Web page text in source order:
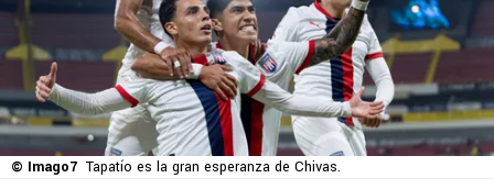
© Imago7 Tapatío es la gran esperanza de Chivas.